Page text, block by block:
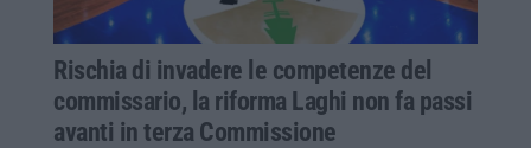
Rischia di invadere le competenze del
commissario, la riforma Laghi non fa passi
avanti in terza Commissione